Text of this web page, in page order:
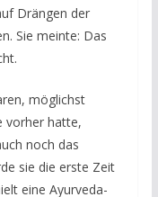
Drängen der
Sie meinte: Das
möglichst
vorher hatte,
noch das
sie die erste Zeit
eine Ayurveda-